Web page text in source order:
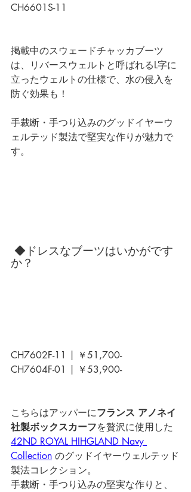
CH6601S-11
掲載中のスウェードチャッカブーツ
は、リバースウェルトと呼ばれるL字に
立ったウェルトの仕様で、水の侵入を
防ぐ効果も！
手裁断・手つり込みのグッドイヤーウ
ェルテッド製法で堅実な作りが魅力で
す。
か？
CH7602F-11 | ￥51,700-
CH7604F-01 | ￥53,900-
こちらはアッパーにフランス アノネイ
社製ボックスカーフを贅沢に使用した
42ND ROYAL HIHGLAND Navy
Collection のグッドイヤーウェルテッド
製法コレクション。
手裁断・手つり込みの堅実な作りと、